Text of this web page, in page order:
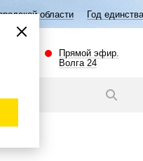
Год единства народов России
Прямой эфир.
Волга 24